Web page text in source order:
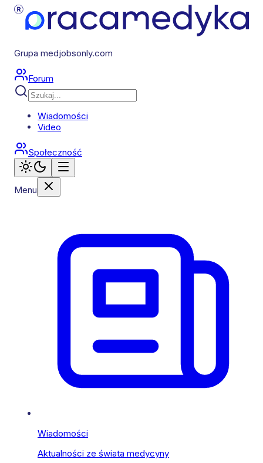
Grupa medjobsonly.com
Forum
Wiadomości
Video
Społeczność
Menu
Wiadomości
Aktualności ze świata medycyny